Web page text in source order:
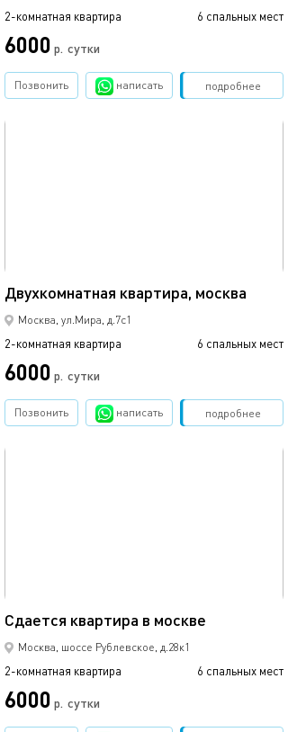
2-комнатная квартира 6 спальных мест
6000 р. сутки
подробнее
Позвонить написать Забронировать
Двухкомнатная квартира, москва
Москва, ул.Мира, д.7с1
2-комнатная квартира 6 спальных мест
6000 р. сутки
подробнее
Позвонить написать Забронировать
Сдается квaртирa в москве
Москва, шоссе Рублевское, д.28к1
2-комнатная квартира 6 спальных мест
6000 р. сутки